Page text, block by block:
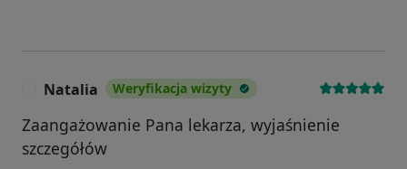
Natalia Weryfikacja wizyty
Zaangażowanie Pana lekarza, wyjaśnienie
szczegółów